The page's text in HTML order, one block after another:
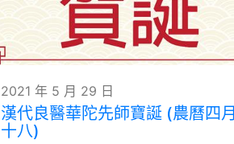
2021 年 5 月 29 日
漢代良醫華陀先師寶誕 (農曆四月
十八)